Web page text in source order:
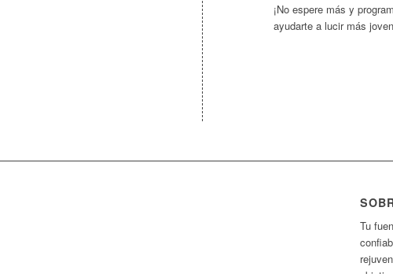
¡No espere más y
ayudarte a lucir más
Tu